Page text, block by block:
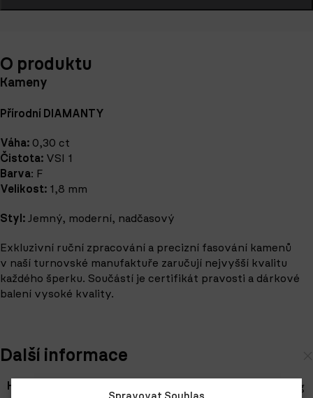
Spravovat Souhlas
O produktu
Kameny
Přírodní DIAMANTY
Váha: 0,30 ct
Čistota: VSI 1
Barva: F
Velikost: 1,8 mm
Styl: Jemný, moderní, nadčasový
Exkluzivní ruční zpracování a precizní fasování kamenů
v naší turnovské manufaktuře zaručují nejvyšší kvalitu
každého šperku. Součástí je certifikát pravosti a dárkové
balení vysoké kvality.
Další informace
Hmotnost 2,70 g